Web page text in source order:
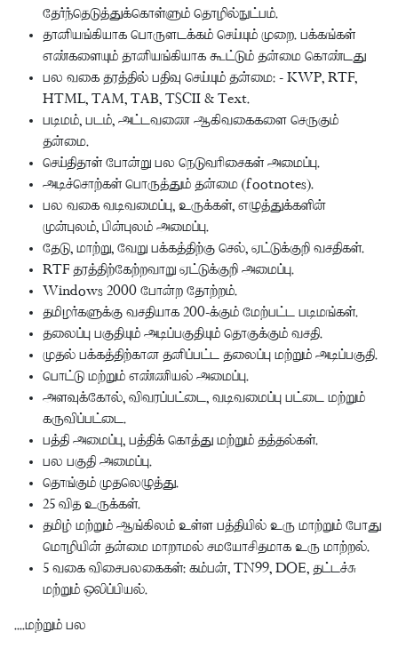
தேர்ந்தெடுத்துக்கொள்ளும் தொழில்நுட்பம்.
தானியங்கியாக பொருளடக்கம் செய்யும் முறை. பக்கங்கள்
எண்களையும் தானியங்கியாக கூட்டும் தன்மை கொண்டது
பல வகை தரத்தில் பதிவு செய்யும் தன்மை: - KWP, RTF,
HTML, TAM, TAB, TSCII & Text.
படிமம், படம், அட்டவணை ஆகிவகைகளை செருகும்
தன்மை.
செய்திதாள் போன்று பல நெடுவரிசைகள் அமைப்பு.
அடிச்சொற்கள் பொருத்தும் தன்மை (footnotes).
பல வகை வடிவமைப்பு, உருக்கள், எழுத்துக்களின்
முன்புலம், பின்புலம் அமைப்பு.
தேடு, மாற்று, வேறு பக்கத்திற்கு செல், ஏட்டுக்குறி வசதிகள்.
RTF தரத்திற்கேற்றவாறு ஏட்டுக்குறி அமைப்பு.
Windows 2000 போன்ற தோற்றம்.
தமிழர்களுக்கு வசதியாக 200-க்கும் மேற்பட்ட படிமங்கள்.
தலைப்பு பகுதியும் அடிப்பகுதியும் தொகுக்கும் வசதி.
முதல் பக்கத்திற்கான தனிப்பட்ட தலைப்பு மற்றும் அடிப்பகுதி.
பொட்டு மற்றும் எண்ணியல் அமைப்பு.
அளவுக்கோல், விவரப்பட்டை, வடிவமைப்பு பட்டை மற்றும்
கருவிப்பட்டை.
பத்தி அமைப்பு, பத்திக் கொத்து மற்றும் தத்தல்கள்.
பல பகுதி அமைப்பு.
தொங்கும் முதலெழுத்து.
25 வித உருக்கள்.
தமிழ் மற்றும் ஆங்கிலம் உள்ள பத்தியில் உரு மாற்றும் போது
மொழியின் தன்மை மாறாமல் சமயோசிதமாக உரு மாற்றல்.
5 வகை விசைபலகைகள்: கம்பன், TN99, DOE, தட்டச்சு
மற்றும் ஒலிப்பியல்.
....மற்றும் பல